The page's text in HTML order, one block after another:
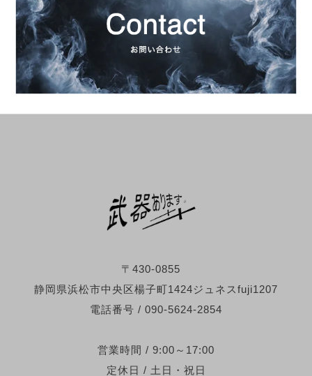
〒430-0855
静岡県浜松市中央区楊子町1424ジュネスfuji1207
電話番号 / 090-5624-2854
営業時間 / 9:00～17:00
定休日 / 土日・祝日